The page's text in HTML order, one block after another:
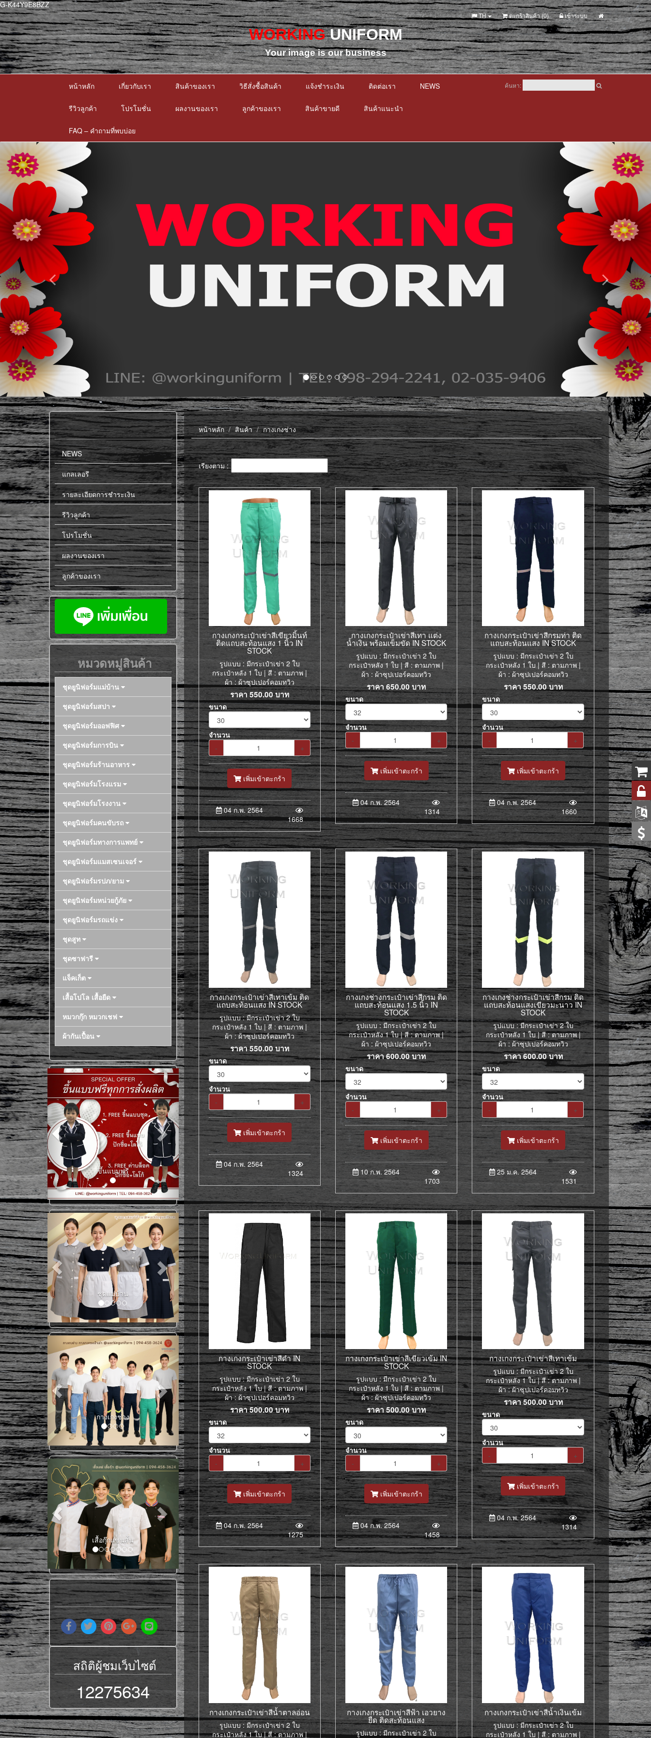
G-K44Y9E8BZZ
เข้าระบบ
ตะกร้าสินค้า (0)
TH
WORKING UNIFORM
Your image is our business
หน้าหลัก เกี่ยวกับเรา สินค้าของเรา วิธีสั่งซื้อสินค้า แจ้งชำระเงิน ติดต่อเรา NEWS
รีวิวลูกค้า โปรโมชั่น ผลงานของเรา ลูกค้าของเรา สินค้าขายดี สินค้าแนะนำ
FAQ – คำถามที่พบบ่อย
ค้นหา:
NEWS
แกลเลอรี
รายละเอียดการชำระเงิน
รีวิวลูกค้า
โปรโมชั่น
ผลงานของเรา
ลูกค้าของเรา
หมวดหมู่สินค้า
ชุดยูนิฟอร์มแม่บ้าน
ชุดยูนิฟอร์มสปา
ชุดยูนิฟอร์มออฟฟิศ
ชุดยูนิฟอร์มการบิน
ชุดยูนิฟอร์มร้านอาหาร
ชุดยูนิฟอร์มโรงแรม
ชุดยูนิฟอร์มโรงงาน
ชุดยูนิฟอร์มคนขับรถ
ชุดยูนิฟอร์มทางการแพทย์
ชุดยูนิฟอร์มแมสเซนเจอร์
ชุดยูนิฟอร์มรปภ/ยาม
ชุดยูนิฟอร์มหน่วยกู้ภัย
ชุดยูนิฟอร์มรถแข่ง
ชุดสูท
ชุดซาฟารี
แจ็คเก็ต
เสื้อโปโล เสื้อยืด
หมวกกุ๊ก หมวกเชฟ
ผ้ากันเปื้อน
ขึ้นแบบฟรี
ชุดแม่บ้าน
กางเกงช่าง
เสื้อกุ๊กแขนสั้น
สถิติผู้ชมเว็บไซต์
12275634
หน้าหลัก สินค้า กางเกงช่าง
เรียงตาม :
กางเกงกระเป๋าเข่าสีเขียวมิ้นท์
ติดแถบสะท้อนแสง 1 นิ้ว IN
STOCK
รูปแบบ : มีกระเป๋าเข่า 2 ใบ
กระเป๋าหลัง 1 ใบ | สี : ตามภาพ |
ผ้า : ผ้าซุปเปอร์คอมทวิว
ราคา550.00บาท
ขนาด
จำนวน
-
+
เพิ่มเข้าตะกร้า
04 ก.พ. 2564
1668
กางเกงกระเป๋าเข่าสีเทา แต่ง
น้ำเงิน พร้อมเข็มขัด IN STOCK
รูปแบบ : มีกระเป๋าเข่า 2 ใบ
กระเป๋าหลัง 1 ใบ | สี : ตามภาพ |
ผ้า : ผ้าซุปเปอร์คอมทวิว
ราคา650.00บาท
ขนาด
จำนวน
-
+
เพิ่มเข้าตะกร้า
04 ก.พ. 2564
1314
กางเกงกระเป๋าเข่าสีกรมท่า ติด
แถบสะท้อนแสง IN STOCK
รูปแบบ : มีกระเป๋าเข่า 2 ใบ
กระเป๋าหลัง 1 ใบ | สี : ตามภาพ |
ผ้า : ผ้าซุปเปอร์คอมทวิว
ราคา550.00บาท
ขนาด
จำนวน
-
+
เพิ่มเข้าตะกร้า
04 ก.พ. 2564
1660
กางเกงกระเป๋าเข่าสีเทาเข้ม ติด
แถบสะท้อนแสง IN STOCK
รูปแบบ : มีกระเป๋าเข่า 2 ใบ
กระเป๋าหลัง 1 ใบ | สี : ตามภาพ |
ผ้า : ผ้าซุปเปอร์คอมทวิว
ราคา550.00บาท
ขนาด
จำนวน
-
+
เพิ่มเข้าตะกร้า
04 ก.พ. 2564
1324
กางเกงช่างกระเป๋าเข่าสีกรม ติด
แถบสะท้อนแสง 1.5 นิ้ว IN
STOCK
รูปแบบ : มีกระเป๋าเข่า 2 ใบ
กระเป๋าหลัง 1 ใบ | สี : ตามภาพ |
ผ้า : ผ้าซุปเปอร์คอมทวิว
ราคา600.00บาท
ขนาด
จำนวน
-
+
เพิ่มเข้าตะกร้า
10 ก.พ. 2564
1703
กางเกงช่างกระเป๋าเข่าสีกรม ติด
แถบสะท้อนแสงเขียวมะนาว IN
STOCK
รูปแบบ : มีกระเป๋าเข่า 2 ใบ
กระเป๋าหลัง 1 ใบ | สี : ตามภาพ |
ผ้า : ผ้าซุปเปอร์คอมทวิว
ราคา600.00บาท
ขนาด
จำนวน
-
+
เพิ่มเข้าตะกร้า
25 ม.ค. 2564
1531
กางเกงกระเป๋าเข่าสีดำ IN
STOCK
รูปแบบ : มีกระเป๋าเข่า 2 ใบ
กระเป๋าหลัง 1 ใบ | สี : ตามภาพ |
ผ้า : ผ้าซุปเปอร์คอมทวิว
ราคา500.00บาท
ขนาด
จำนวน
-
+
เพิ่มเข้าตะกร้า
04 ก.พ. 2564
1275
กางเกงกระเป๋าเข่าสีเขียวเข้ม IN
STOCK
รูปแบบ : มีกระเป๋าเข่า 2 ใบ
กระเป๋าหลัง 1 ใบ | สี : ตามภาพ |
ผ้า : ผ้าซุปเปอร์คอมทวิว
ราคา500.00บาท
ขนาด
จำนวน
-
+
เพิ่มเข้าตะกร้า
04 ก.พ. 2564
1458
กางเกงกระเป๋าเข่าสีเทาเข้ม
รูปแบบ : มีกระเป๋าเข่า 2 ใบ
กระเป๋าหลัง 1 ใบ | สี : ตามภาพ |
ผ้า : ผ้าซุปเปอร์คอมทวิว
ราคา500.00บาท
ขนาด
จำนวน
-
+
เพิ่มเข้าตะกร้า
04 ก.พ. 2564
1314
กางเกงกระเป๋าเข่าสีน้ำตาลอ่อน
รูปแบบ : มีกระเป๋าเข่า 2 ใบ
กระเป๋าหลัง 1 ใบ | สี : ตามภาพ |
กางเกงกระเป๋าเข่าสีฟ้า เอวยาง
ยืด ติดสะท้อนแสง
รูปแบบ : มีกระเป๋าเข่า 2 ใบ
กางเกงกระเป๋าเข่าสีน้ำเงินเข้ม
รูปแบบ : มีกระเป๋าเข่า 2 ใบ
กระเป๋าหลัง 1 ใบ | สี : ตามภาพ |